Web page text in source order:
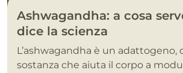
Ashwagandha: a cosa
dice la scienza
L’ashwagandha è un adattogeno,
sostanza che aiuta il corpo a